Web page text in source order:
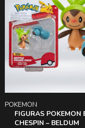
FIGURAS POKEMON
CHESPIN – BELDUM
POKEMON